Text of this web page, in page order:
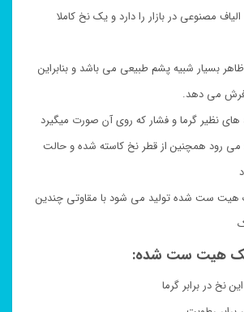
مصنوعی در بازار را دارد و یک نخ کاملا
بسیار شبیه پشم طبیعی می باشد و بنابراین
فرش می دهد.
های نظیر گرما و فشار که روی آن صورت میگیرد
می رود همچنین از قطر نخ کاسته شده و حالت
هیت ست شده تولید می شود با مقاوتی چندین
هیت ست شده: